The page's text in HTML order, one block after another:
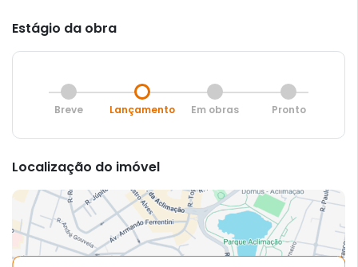
Estágio da obra
Breve Lançamento Em obras Pronto
Localização do imóvel